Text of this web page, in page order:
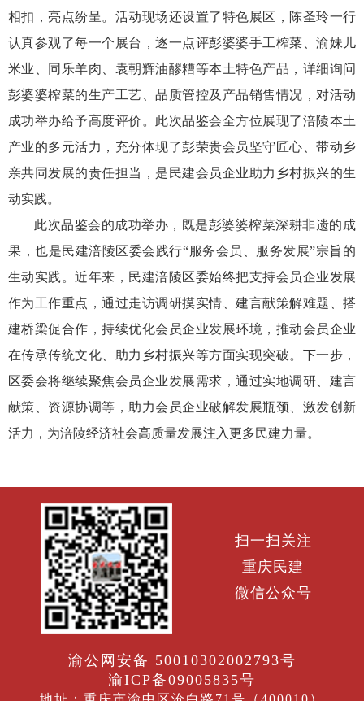
相扣，亮点纷呈。活动现场还设置了特色展区，陈圣玲一行
认真参观了每一个展台，逐一点评彭婆婆手工榨菜、渝妹儿
米业、同乐羊肉、袁朝辉油醪糟等本土特色产品，详细询问
彭婆婆榨菜的生产工艺、品质管控及产品销售情况，对活动
成功举办给予高度评价。此次品鉴会全方位展现了涪陵本土
产业的多元活力，充分体现了彭荣贵会员坚守匠心、带动乡
亲共同发展的责任担当，是民建会员企业助力乡村振兴的生
动实践。
此次品鉴会的成功举办，既是彭婆婆榨菜深耕非遗的成
果，也是民建涪陵区委会践行“服务会员、服务发展”宗旨的
生动实践。近年来，民建涪陵区委始终把支持会员企业发展
作为工作重点，通过走访调研摸实情、建言献策解难题、搭
建桥梁促合作，持续优化会员企业发展环境，推动会员企业
在传承传统文化、助力乡村振兴等方面实现突破。下一步，
区委会将继续聚焦会员企业发展需求，通过实地调研、建言
献策、资源协调等，助力会员企业破解发展瓶颈、激发创新
活力，为涪陵经济社会高质量发展注入更多民建力量。
扫一扫关注
重庆民建
微信公众号
渝公网安备 50010302002793号
渝ICP备09005835号